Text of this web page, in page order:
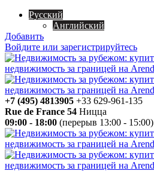
Русский
Английский
Добавить
Войдите или зарегистрируйтесь
+7 (495) 4813905 +33 629-961-135
Rue de France 54 Ницца
09:00 - 18:00 (перерыв 13:00 - 15:00)